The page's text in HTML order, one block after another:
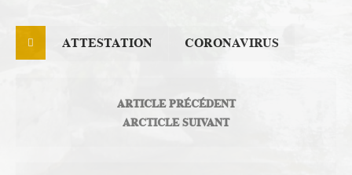
ATTESTATION CORONAVIRUS
ARTICLE PRÉCÉDENT
ARCTICLE SUIVANT